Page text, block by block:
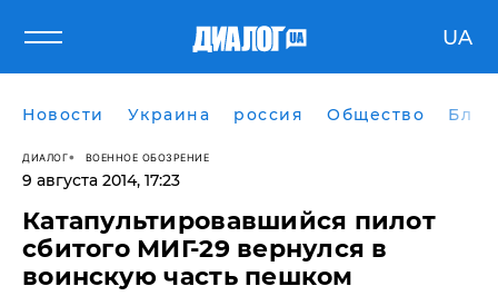
UA
Новости Украина россия Общество
ДИАЛОГ ВОЕННОЕ ОБОЗРЕНИЕ
9 августа 2014, 17:23
Катапультировавшийся пилот
сбитого МИГ-29 вернулся в
воинскую часть пешком